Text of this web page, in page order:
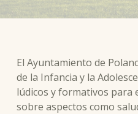
El Ayuntamiento de
de la Infancia y la
lúdicos y formativos para
sobre aspectos como